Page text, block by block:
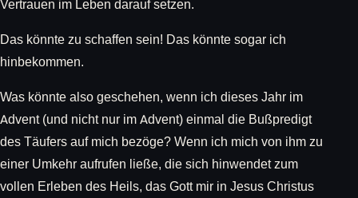
Vertrauen im Leben darauf setzen.
Das könnte zu schaffen sein! Das könnte sogar ich
hinbekommen.
Was könnte also geschehen, wenn ich dieses Jahr im
Advent (und nicht nur im Advent) einmal die Bußpredigt
des Täufers auf mich bezöge? Wenn ich mich von ihm zu
einer Umkehr aufrufen ließe, die sich hinwendet zum
vollen Erleben des Heils, das Gott mir in Jesus Christus